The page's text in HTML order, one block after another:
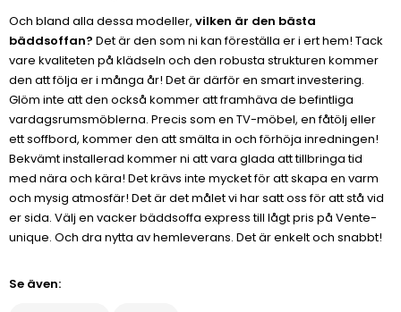
Och bland alla dessa modeller, vilken är den bästa
bäddsoffan? Det är den som ni kan föreställa er i ert hem! Tack
vare kvaliteten på klädseln och den robusta strukturen kommer
den att följa er i många år! Det är därför en smart investering.
Glöm inte att den också kommer att framhäva de befintliga
vardagsrumsmöblerna. Precis som en TV-möbel, en fåtölj eller
ett soffbord, kommer den att smälta in och förhöja inredningen!
Bekvämt installerad kommer ni att vara glada att tillbringa tid
med nära och kära! Det krävs inte mycket för att skapa en varm
och mysig atmosfär! Det är det målet vi har satt oss för att stå vid
er sida. Välj en vacker bäddsoffa express till lågt pris på Vente-
unique. Och dra nytta av hemleverans. Det är enkelt och snabbt!
Se även: